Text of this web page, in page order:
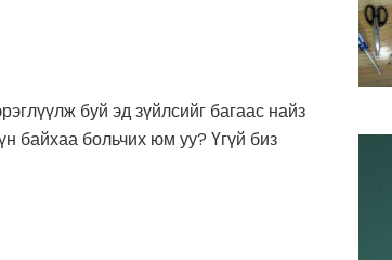
буй эд зүйлсийг багаас найз
байхаа больчих юм уу? Үгүй биз